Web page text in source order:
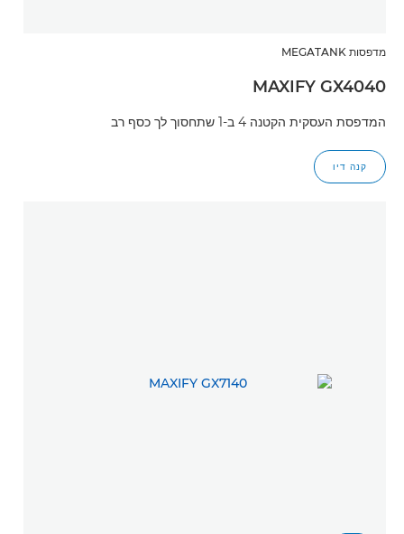
מדפסות MEGATANK
MAXIFY GX4040
המדפסת העסקית הקטנה 4 ב-1 שתחסוך לך כסף רב
קנה דיו